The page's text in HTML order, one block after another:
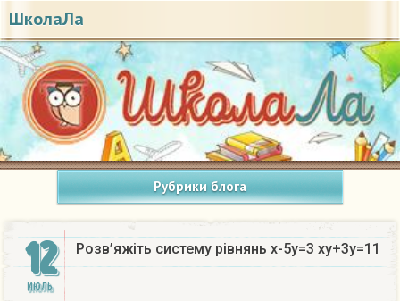
ШколаЛа
Рубрики блога
12
ИЮЛЬ
Розв’яжіть систему рівнянь x-5y=3 xy+3y=11 ​